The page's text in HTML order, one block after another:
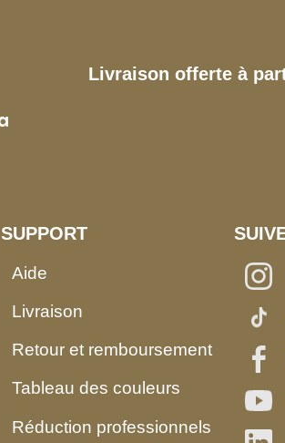
Livraison offerte à
SUPPORT
Aide
Livraison
Retour et remboursement
Tableau des couleurs
Réduction professionnels